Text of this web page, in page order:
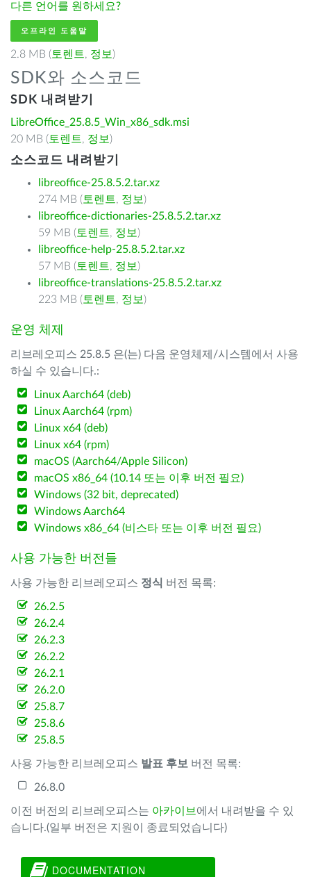
다른 언어를 원하세요?
오프라인 도움말
2.8 MB ( 토렌트, 정보 )
SDK와 소스코드
SDK 내려받기
LibreOffice_25.8.5_Win_x86_sdk.msi
20 MB ( 토렌트, 정보 )
소스코드 내려받기
libreoffice-25.8.5.2.tar.xz
274 MB ( 토렌트, 정보 )
libreoffice-dictionaries-25.8.5.2.tar.xz
59 MB ( 토렌트, 정보 )
libreoffice-help-25.8.5.2.tar.xz
57 MB ( 토렌트, 정보 )
libreoffice-translations-25.8.5.2.tar.xz
223 MB ( 토렌트, 정보 )
운영 체제
리브레오피스 25.8.5 은(는) 다음 운영체제/시스템에서 사용
하실 수 있습니다.:
Linux Aarch64 (deb)
Linux Aarch64 (rpm)
Linux x64 (deb)
Linux x64 (rpm)
macOS (Aarch64/Apple Silicon)
macOS x86_64 (10.14 또는 이후 버전 필요)
Windows (32 bit, deprecated)
Windows Aarch64
Windows x86_64 (비스타 또는 이후 버전 필요)
사용 가능한 버전들
사용 가능한 리브레오피스 정식 버전 목록:
26.2.5
26.2.4
26.2.3
26.2.2
26.2.1
26.2.0
25.8.7
25.8.6
25.8.5
사용 가능한 리브레오피스 발표 후보 버전 목록:
26.8.0
이전 버전의 리브레오피스는 아카이브 에서 내려받을 수 있
습니다.(일부 버전은 지원이 종료되었습니다)
DOCUMENTATION